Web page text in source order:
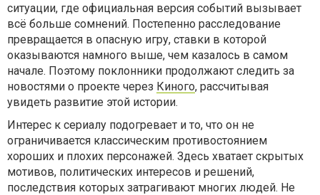
ситуации, где официальная версия событий вызывает
всё больше сомнений. Постепенно расследование
превращается в опасную игру, ставки в которой
оказываются намного выше, чем казалось в самом
начале. Поэтому поклонники продолжают следить за
новостями о проекте через Киного, рассчитывая
увидеть развитие этой истории.
Интерес к сериалу подогревает и то, что он не
ограничивается классическим противостоянием
хороших и плохих персонажей. Здесь хватает скрытых
мотивов, политических интересов и решений,
последствия которых затрагивают многих людей. Не